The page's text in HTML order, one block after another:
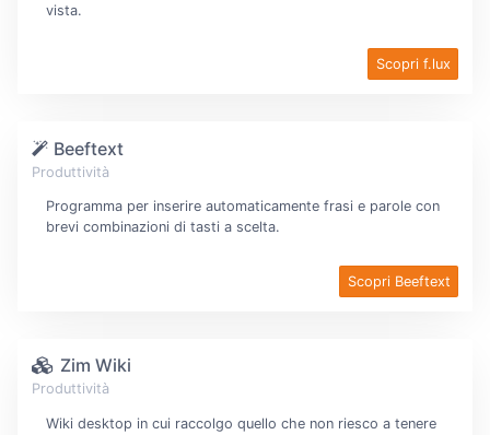
vista.
Scopri f.lux
Beeftext
Produttività
Programma per inserire automaticamente frasi e parole con
brevi combinazioni di tasti a scelta.
Scopri Beeftext
Zim Wiki
Produttività
Wiki desktop in cui raccolgo quello che non riesco a tenere